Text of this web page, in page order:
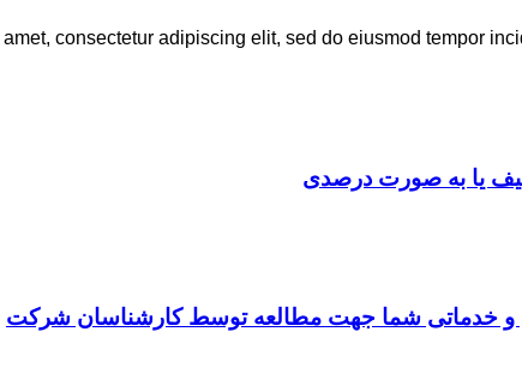
consectetur adipiscing elit, sed do eiusmod tempor
یا به صورت درصدی
و خدماتی شما جهت مطالعه توسط کارشناسان شرکت